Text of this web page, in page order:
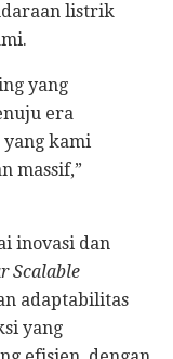
listrik
yang
era
kami
massif,”
inovasi dan
Scalable
adaptabilitas
yang